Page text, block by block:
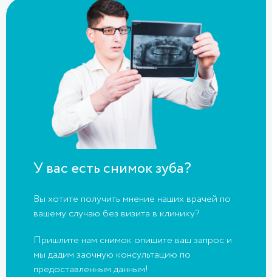
У вас есть снимок зуба?
Вы хотите получить мнение наших врачей по
вашему случаю без визита в клинику?
Пришлите нам снимок опишите ваш запрос и
мы дадим заочную консультацию по
предоставленным данным!